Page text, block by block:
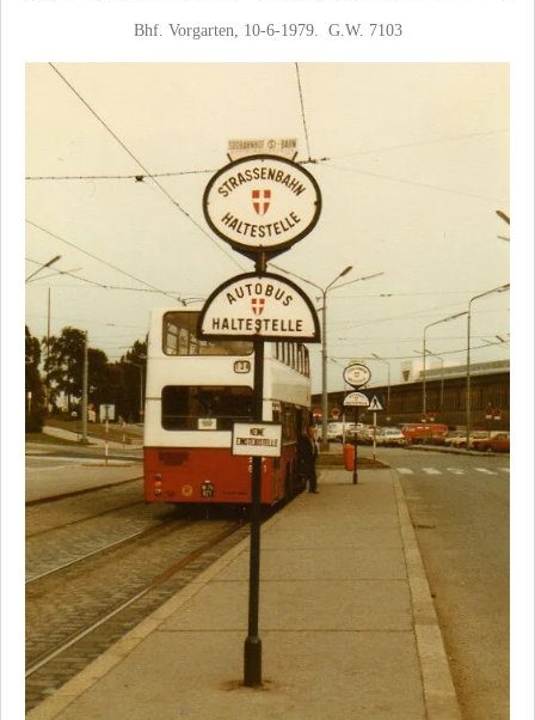
Bhf. Vorgarten, 10-6-1979. G.W. 7103